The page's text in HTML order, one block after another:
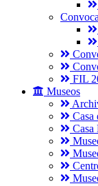
FIL
Museos
Casa
Casa